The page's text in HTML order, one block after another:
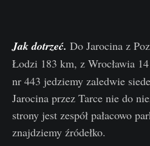
Jak dotrzeć. Do Jarocina z
Łodzi 183 km, z Wrocławia
nr 443 jedziemy zaledwie
Jarocina przez Tarce nie do
strony jest zespół pałacowo
znajdziemy źródełko.